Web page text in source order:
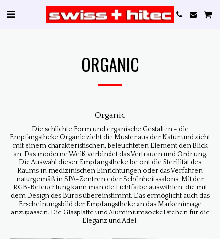
ORGANIC
Organic
Die schlichte Form und organische Gestalten - die
Empfangstheke Organic zieht die Muster aus der Natur und zieht
mit einem charakteristischen, beleuchteten Element den Blick
an. Das moderne Weiß verbindet das Vertrauen und Ordnung.
Die Auswahl dieser Empfangstheke betont die Sterilität des
Raums in medizinischen Einrichtungen oder das Verfahren
naturgemäß in SPA-Zentren oder Schönheitssalons. Mit der
RGB-Beleuchtung kann man die Lichtfarbe auswählen, die mit
dem Design des Büros übereinstimmt. Das ermöglicht auch das
Erscheinungsbild der Empfangstheke an das Markenimage
anzupassen. Die Glasplatte und Aluminiumsockel stehen für die
Eleganz und Adel.